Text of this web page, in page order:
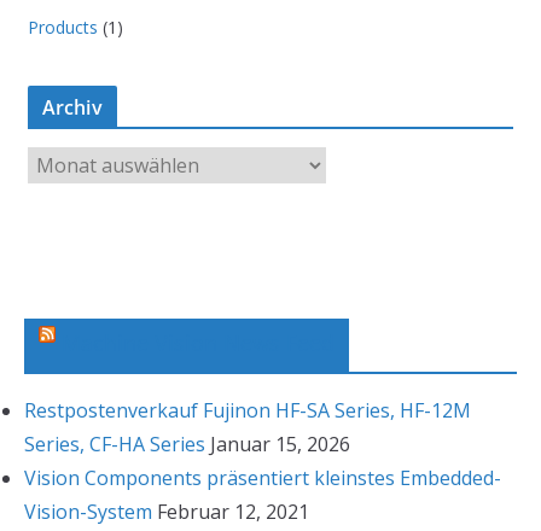
Products (1)
Archiv
r
Restpostenverkauf Fujinon HF-SA Series, HF-12M
Series, CF-HA Series Januar 15, 2026
Vision Components präsentiert kleinstes Embedded-
Vision-System Februar 12, 2021